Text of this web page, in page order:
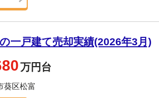
一戸建て売却実績(2026年3月)
万円台
葵区松富